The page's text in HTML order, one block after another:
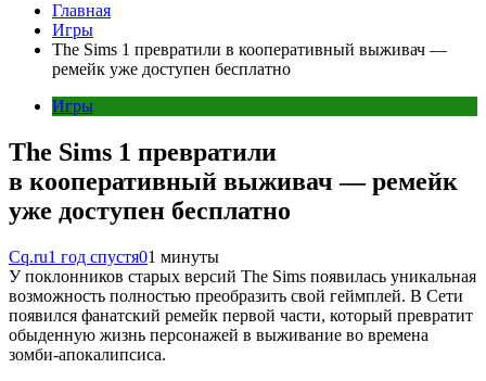
Главная
Игры
The Sims 1 превратили в кооперативный выживач —
ремейк уже доступен бесплатно
Игры
The Sims 1 превратили
в кооперативный выживач — ремейк
уже доступен бесплатно
Cq.ru1 год спустя01 минуты
У поклонников старых версий The Sims появилась уникальная
возможность полностью преобразить свой геймплей. В Сети
появился фанатский ремейк первой части, который превратит
обыденную жизнь персонажей в выживание во времена
зомби-апокалипсиса.